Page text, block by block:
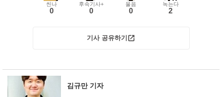
씬나
0
후속기사+
0
울음
0
녹는다
2
기사 공유하기
김규만 기자